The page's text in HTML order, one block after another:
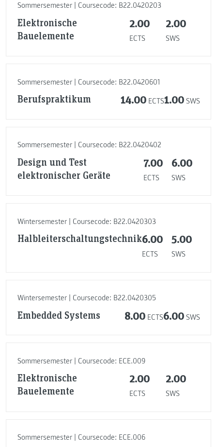
Sommersemester | Coursecode: B22.0420203
Elektronische
Bauelemente
2.00
ECTS
2.00
SWS
Sommersemester | Coursecode: B22.0420601
Berufspraktikum 14.00 ECTS1.00 SWS
Sommersemester | Coursecode: B22.0420402
Design und Test
elektronischer Geräte
7.00
ECTS
6.00
SWS
Wintersemester | Coursecode: B22.0420303
Halbleiterschaltungstechnik6.00
ECTS
5.00
SWS
Wintersemester | Coursecode: B22.0420305
Embedded Systems 8.00 ECTS6.00 SWS
Sommersemester | Coursecode: ECE.009
Elektronische
Bauelemente
2.00
ECTS
2.00
SWS
Sommersemester | Coursecode: ECE.006